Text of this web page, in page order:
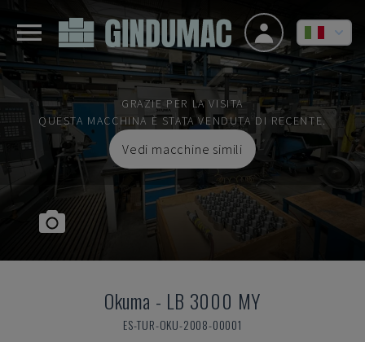
GRAZIE PER LA VISITA
QUESTA MACCHINA È STATA VENDUTA DI RECENTE.
Vedi macchine simili
Okuma - LB 3000 MY
ES-TUR-OKU-2008-00001